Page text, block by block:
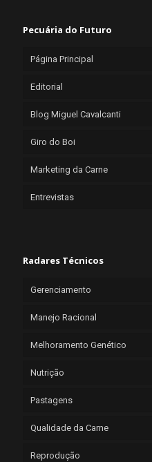
Pecuária do Futuro
Página Principal
Editorial
Blog Miguel Cavalcanti
Giro do Boi
Marketing da Carne
Entrevistas
Radares Técnicos
Gerenciamento
Manejo Racional
Melhoramento Genético
Nutrição
Pastagens
Qualidade da Carne
Reprodução